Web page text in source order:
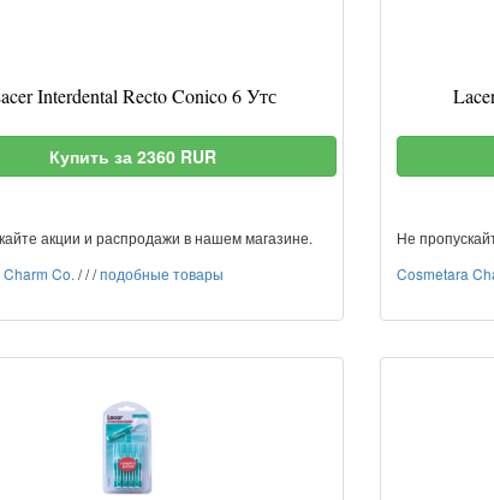
Interdental Recto Conico 6 Утс
Купить за 2360 RUR
акции и распродажи в нашем магазине.
Co. ///подобные товары
Не
Cosmetara